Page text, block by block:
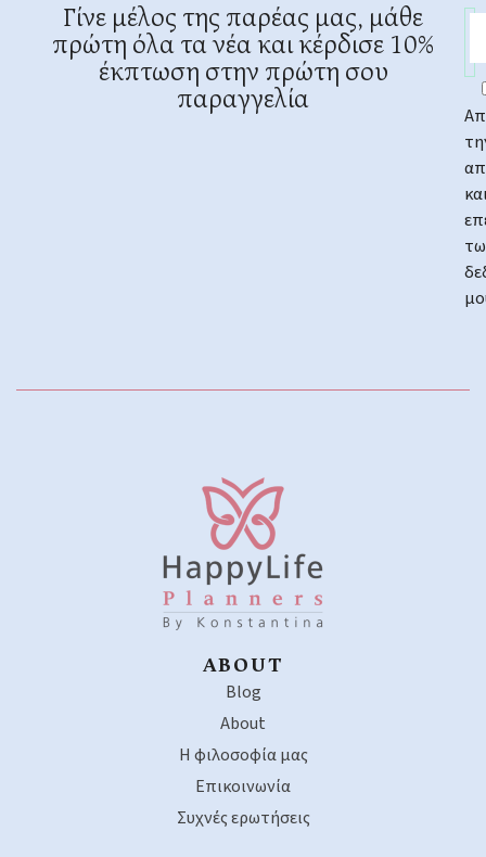
Γίνε μέλος της παρέας μας, μάθε
πρώτη όλα τα νέα και κέρδισε 10%
έκπτωση στην πρώτη σου
παραγγελία
ABOUT
Blog
About
Η φιλοσοφία μας
Επικοινωνία
Συχνές ερωτήσεις